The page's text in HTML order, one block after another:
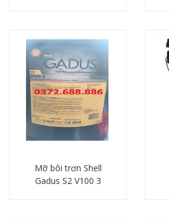
Mỡ bôi trơn Shell
Gadus S2 V100 3